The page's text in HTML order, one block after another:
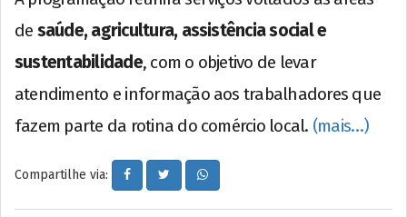
de saúde, agricultura, assistência social e
sustentabilidade, com o objetivo de levar
atendimento e informação aos trabalhadores que
fazem parte da rotina do comércio local. (mais…)
Compartilhe via: